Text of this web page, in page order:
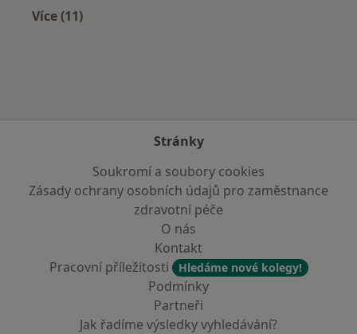
Více (11)
Stránky
Soukromí a soubory cookies
Zásady ochrany osobních údajů pro zaměstnance
zdravotní péče
O nás
Kontakt
Pracovní příležitosti
Hledáme nové kolegy!
Podmínky
Partneři
Jak řadíme výsledky vyhledávání?